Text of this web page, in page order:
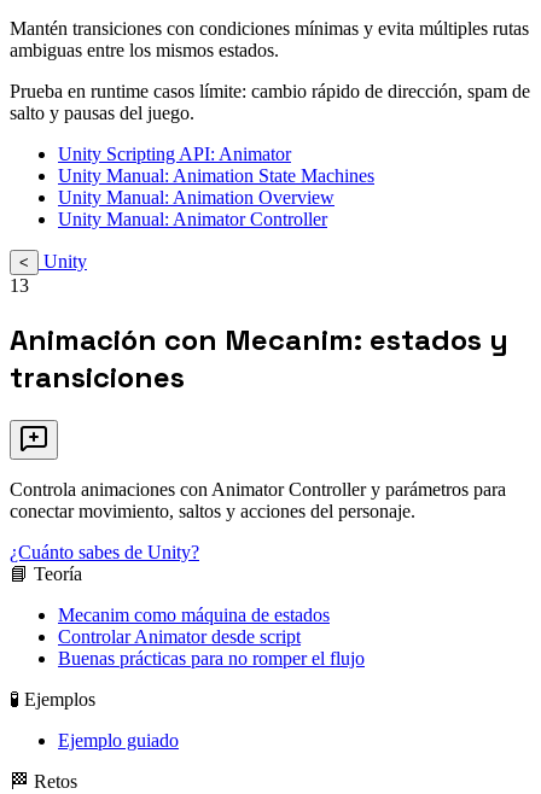
Mantén transiciones con condiciones mínimas y evita múltiples rutas
ambiguas entre los mismos estados.
Prueba en runtime casos límite: cambio rápido de dirección, spam de
salto y pausas del juego.
Unity Scripting API: Animator
Unity Manual: Animation State Machines
Unity Manual: Animation Overview
Unity Manual: Animator Controller
<
Unity
13
Animación con Mecanim: estados y
transiciones
Controla animaciones con Animator Controller y parámetros para
conectar movimiento, saltos y acciones del personaje.
¿Cuánto sabes de Unity?
📘 Teoría
Mecanim como máquina de estados
Controlar Animator desde script
Buenas prácticas para no romper el flujo
🧪 Ejemplos
Ejemplo guiado
🏁 Retos